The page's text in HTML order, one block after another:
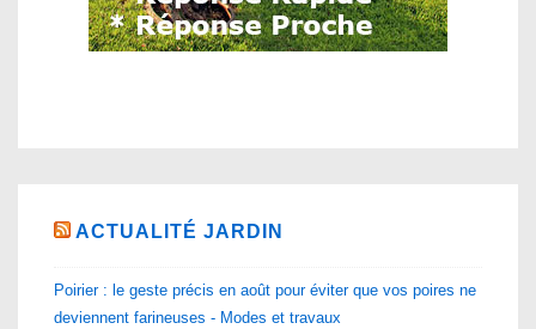
ACTUALITÉ JARDIN
Poirier : le geste précis en août pour éviter que vos poires ne
deviennent farineuses - Modes et travaux